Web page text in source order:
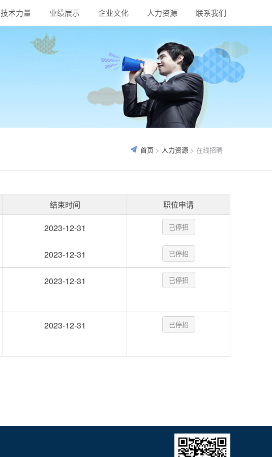
技术力量 业绩展示 企业文化 人力资源 联系我们
 首页 > 人力资源 > 在线招聘
结束时间 职位申请
2023-12-31 已停招
2023-12-31 已停招
2023-12-31 已停招
2023-12-31 已停招